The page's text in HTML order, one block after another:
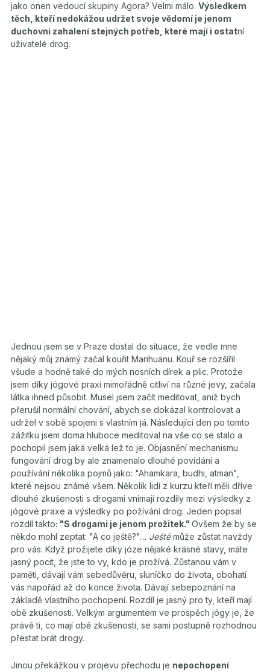
jako onen vedoucí skupiny Agora? Velmi málo. Výsledkem
těch, kteří nedokážou udržet svoje vědomí je jenom
duchovní zahalení stejných potřeb, které mají i ostatní
uživatelé drog.
Jednou jsem se v Praze dostal do situace, že vedle mne
nějaký můj známý začal kouřit Marihuanu. Kouř se rozšířil
všude a hodně také do mých nosních dírek a plic. Protože
jsem díky jógové praxi mimořádně citliví na různé jevy, začala
látka ihned působit. Musel jsem začít meditovat, aniž bych
přerušil normální chování, abych se dokázal kontrolovat a
udržel v sobě spojeni s vlastním já. Následující den po tomto
zážitku jsem doma hluboce meditoval na vše co se stalo a
pochopil jsem jaká velká lež to je. Objasnění mechanismu
fungování drog by ale znamenalo dlouhé povídání a
používání několika pojmů jako: "Ahamkara, budhi, atman",
které nejsou známé všem. Několik lidí z kurzu kteří měli dříve
dlouhé zkušenosti s drogami vnímají rozdíly mezi výsledky z
jógové praxe a výsledky po požívání drog. Jeden popsal
rozdíl takto: "S drogami je jenom prožitek." Ovšem že by se
někdo mohl zeptat: "A co ještě?"… Ještěmůže zůstat navždy
pro vás. Když prožijete díky józe nějaké krásné stavy, máte
jasný pocit, že jste to vy, kdo je prožívá. Zůstanou vám v
paměti, dávají vám sebedůvěru, sluníčko do života, obohatí
vás napořád až do konce života. Dávají sebepoznání na
základě vlastního pochopení. Rozdíl je jasný pro ty, kteří mají
obě zkušenosti. Velkým argumentem ve prospěch jógy je, že
právě ti, co mají obě zkušenosti, se sami postupně rozhodnou
přestat brát drogy.
Jinou překážkou v projevu přechodu je nepochopení